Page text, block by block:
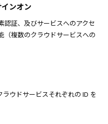
ンオン
認証、及びサービスへのアクセ
（複数のクラウドサービスへの
ウドサービスそれぞれの ID を